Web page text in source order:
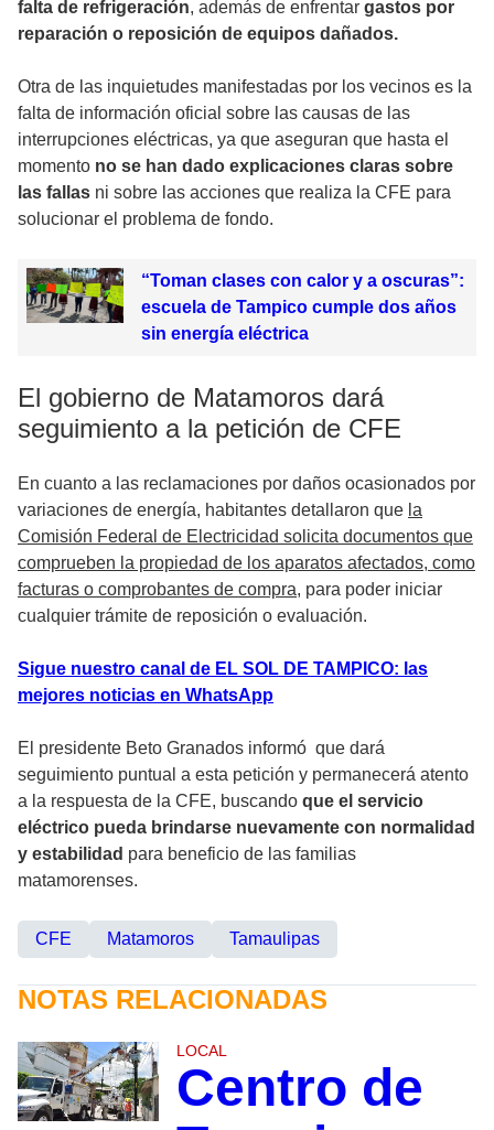
falta de refrigeración, además de enfrentar gastos por
reparación o reposición de equipos dañados.
Otra de las inquietudes manifestadas por los vecinos es la
falta de información oficial sobre las causas de las
interrupciones eléctricas, ya que aseguran que hasta el
momento no se han dado explicaciones claras sobre
las fallas ni sobre las acciones que realiza la CFE para
solucionar el problema de fondo.
“Toman clases con calor y a oscuras”:
escuela de Tampico cumple dos años
sin energía eléctrica
El gobierno de Matamoros dará
seguimiento a la petición de CFE
En cuanto a las reclamaciones por daños ocasionados por
variaciones de energía, habitantes detallaron que la
Comisión Federal de Electricidad solicita documentos que
comprueben la propiedad de los aparatos afectados, como
facturas o comprobantes de compra, para poder iniciar
cualquier trámite de reposición o evaluación.
Sigue nuestro canal de EL SOL DE TAMPICO: las
mejores noticias en WhatsApp
El presidente Beto Granados informó que dará
seguimiento puntual a esta petición y permanecerá atento
a la respuesta de la CFE, buscando que el servicio
eléctrico pueda brindarse nuevamente con normalidad
y estabilidad para beneficio de las familias
matamorenses.
CFE Matamoros Tamaulipas
NOTAS RELACIONADAS
LOCAL
Centro de